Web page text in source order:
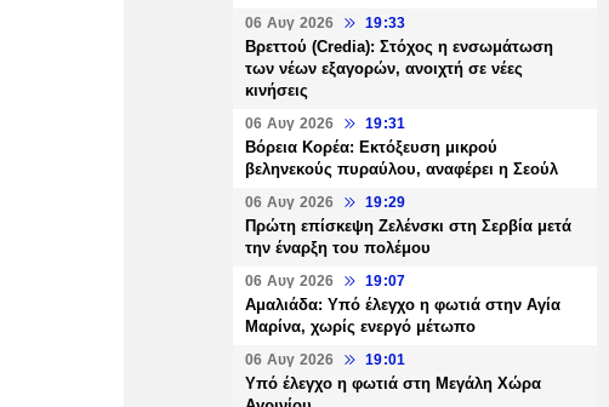
06 Αυγ 2026 19:33
Βρεττού (Credia): Στόχος η ενσωμάτωση
των νέων εξαγορών, ανοιχτή σε νέες
κινήσεις
06 Αυγ 2026 19:31
Βόρεια Κορέα: Εκτόξευση μικρού
βεληνεκούς πυραύλου, αναφέρει η Σεούλ
06 Αυγ 2026 19:29
Πρώτη επίσκεψη Ζελένσκι στη Σερβία μετά
την έναρξη του πολέμου
06 Αυγ 2026 19:07
Αμαλιάδα: Υπό έλεγχο η φωτιά στην Αγία
Μαρίνα, χωρίς ενεργό μέτωπο
06 Αυγ 2026 19:01
Υπό έλεγχο η φωτιά στη Μεγάλη Χώρα